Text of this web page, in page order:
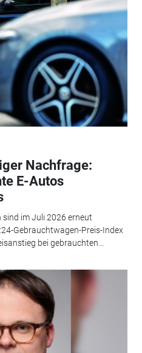
Nachfrage:
E-Autos
sind im Juli 2026 erneut
Gebrauchtwagen-Preis-Index
bei gebrauchten...